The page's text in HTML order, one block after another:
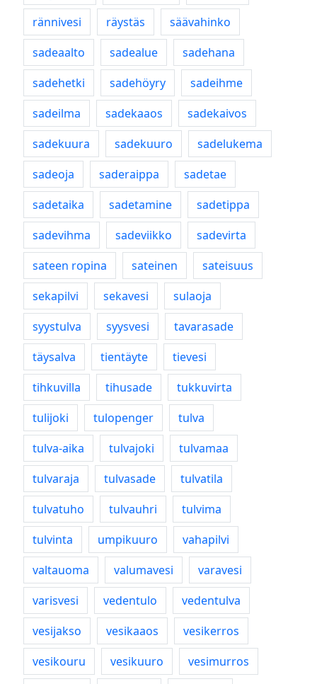
rännivesi
räystäs
säävahinko
sadeaalto
sadealue
sadehana
sadehetki
sadehöyry
sadeihme
sadeilma
sadekaaos
sadekaivos
sadekuura
sadekuuro
sadelukema
sadeoja
saderaippa
sadetae
sadetaika
sadetamine
sadetippa
sadevihma
sadeviikko
sadevirta
sateen ropina
sateinen
sateisuus
sekapilvi
sekavesi
sulaoja
syystulva
syysvesi
tavarasade
täysalva
tientäyte
tievesi
tihkuvilla
tihusade
tukkuvirta
tulijoki
tulopenger
tulva
tulva-aika
tulvajoki
tulvamaa
tulvaraja
tulvasade
tulvatila
tulvatuho
tulvauhri
tulvima
tulvinta
umpikuuro
vahapilvi
valtauoma
valumavesi
varavesi
varisvesi
vedentulo
vedentulva
vesijakso
vesikaaos
vesikerros
vesikouru
vesikuuro vesimurros